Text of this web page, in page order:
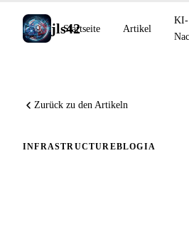
jls42
Startseite Artikel
KI-
Zurück zu den Artikeln
INFRASTRUCTUREBLOGIA